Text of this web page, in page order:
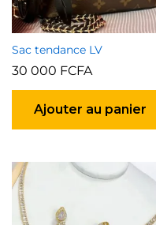
Sac tendance LV
30 000 FCFA
Ajouter au panier